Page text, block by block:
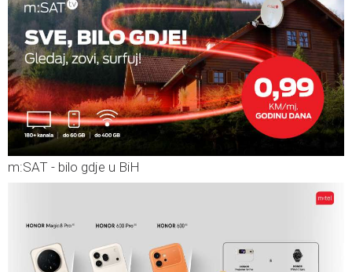
m:SAT - bilo gdje u BiH